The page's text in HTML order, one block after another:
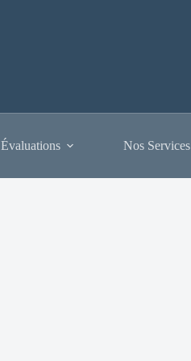
Évaluations Nos Services